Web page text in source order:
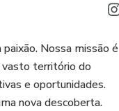
Nossa missão é
vasto território do
e oportunidades.
nova descoberta.